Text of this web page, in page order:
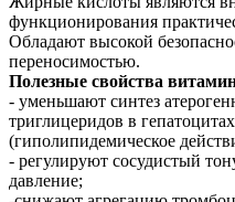
функционирования
Обладают высокой
переносимостью.
Полезные свойства
- уменьшают синтез
триглицеридов в
(гиполипидемическое
- регулируют сосудистый
давление;